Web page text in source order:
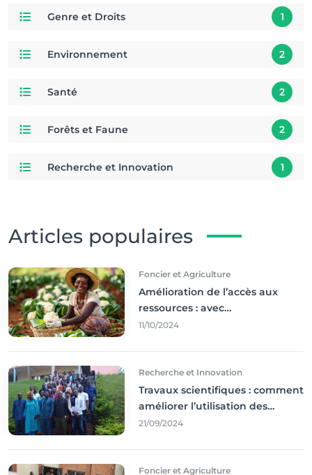
Genre et Droits 1
Environnement 2
Santé 2
Forêts et Faune 2
Recherche et Innovation 1
Articles populaires
Foncier et Agriculture
Amélioration de l’accès aux
ressources : avec
l'incontournable ’agriculture
11/10/2024
Recherche et Innovation
Travaux scientifiques : comment
améliorer l’utilisation des
résultats coince
21/09/2024
Foncier et Agriculture